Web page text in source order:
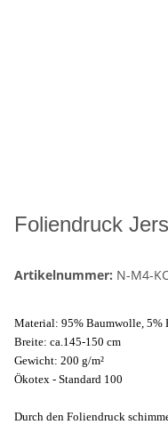
Foliendruck
Artikelnummer: N-M4-
Material: 95% Baumwolle, 5%
Breite: ca.145-150 cm
Gewicht: 200 g/m²
Ökotex - Standard 100
Durch den Foliendruck